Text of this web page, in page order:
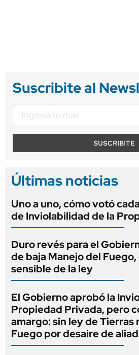
Suscribite al
SUSCRIBITE
Últimas noticias
Uno a uno, cómo votó
de Inviolabilidad de la
Duro revés para el
de baja Manejo del
sensible de la ley
El Gobierno aprobó la
Propiedad Privada, pero
amargo: sin ley de Tierras
Fuego por desaire de